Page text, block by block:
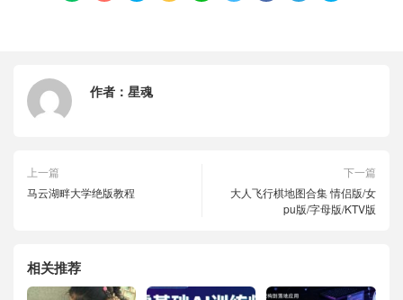
作者： 星魂
上一篇
马云湖畔大学绝版教程
下一篇
大人飞行棋地图合集 情侣版/女
pu版/字母版/KTV版
相关推荐